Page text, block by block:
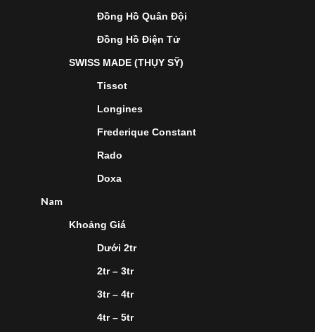
Đồng Hồ Quân Đội
Đồng Hồ Điện Tử
SWISS MADE (THỤY SỸ)
Tissot
Longines
Frederique Constant
Rado
Doxa
Nam
Khoảng Giá
Dưới 2tr
2tr – 3tr
3tr – 4tr
4tr – 5tr